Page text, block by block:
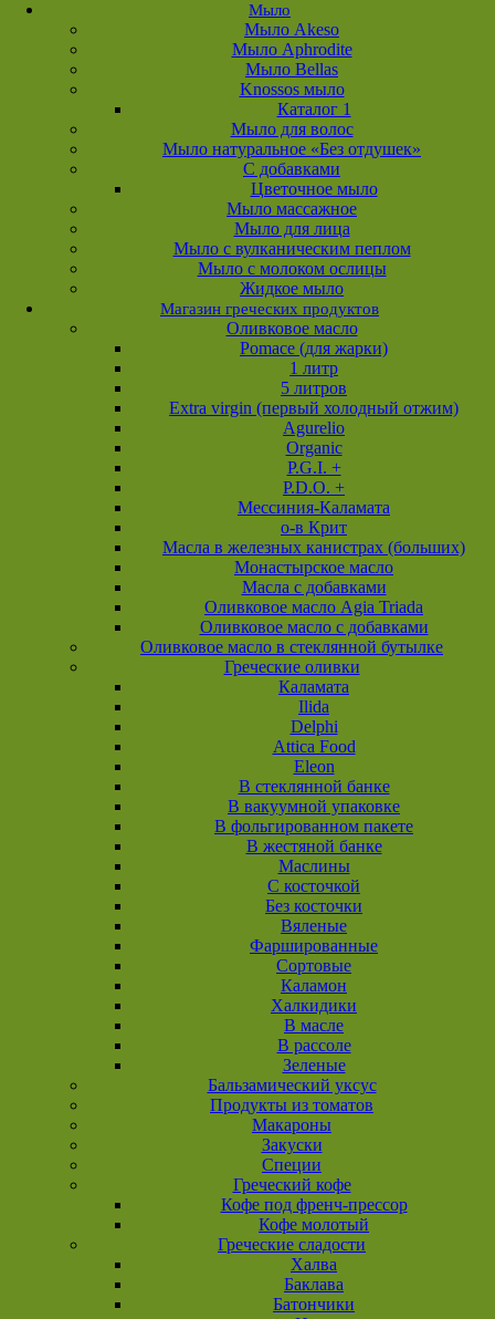
Мыло
Мыло Akeso
Мыло Aphrodite
Мыло Bellas
Knossos мыло
Каталог 1
Мыло для волос
Мыло натуральное «Без отдушек»
С добавками
Цветочное мыло
Мыло массажное
Мыло для лица
Мыло с вулканическим пеплом
Мыло с молоком ослицы
Жидкое мыло
Магазин греческих продуктов
Оливковое масло
Pomace (для жарки)
1 литр
5 литров
Extra virgin (первый холодный отжим)
Agurelio
Organic
P.G.I. +
P.D.O. +
Мессиния-Каламата
о-в Крит
Масла в железных канистрах (больших)
Монастырское масло
Масла с добавками
Оливковое масло Agia Triada
Оливковое масло с добавками
Оливковое масло в стеклянной бутылке
Греческие оливки
Каламата
Ilida
Delphi
Attica Food
Eleon
В стеклянной банке
В вакуумной упаковке
В фольгированном пакете
В жестяной банке
Маслины
С косточкой
Без косточки
Вяленые
Фаршированные
Сортовые
Каламон
Халкидики
В масле
В рассоле
Зеленые
Бальзамический уксус
Продукты из томатов
Макароны
Закуски
Специи
Греческий кофе
Кофе под френч-прессор
Кофе молотый
Греческие сладости
Халва
Баклава
Батончики